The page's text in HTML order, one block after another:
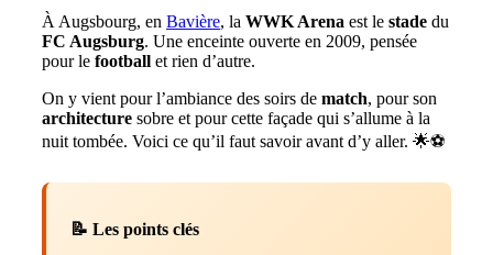
À Augsbourg, en Bavière, la WWK Arena est le stade du
FC Augsburg. Une enceinte ouverte en 2009, pensée
pour le football et rien d’autre.
On y vient pour l’ambiance des soirs de match, pour son
architecture sobre et pour cette façade qui s’allume à la
nuit tombée. Voici ce qu’il faut savoir avant d’y aller. 🌟⚽️
📝 Les points clés